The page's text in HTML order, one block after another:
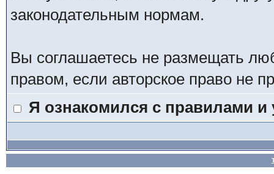
законодательным нормам.
Вы соглашаетесь не размещать
правом, если авторское право не
Я ознакомился с правилами